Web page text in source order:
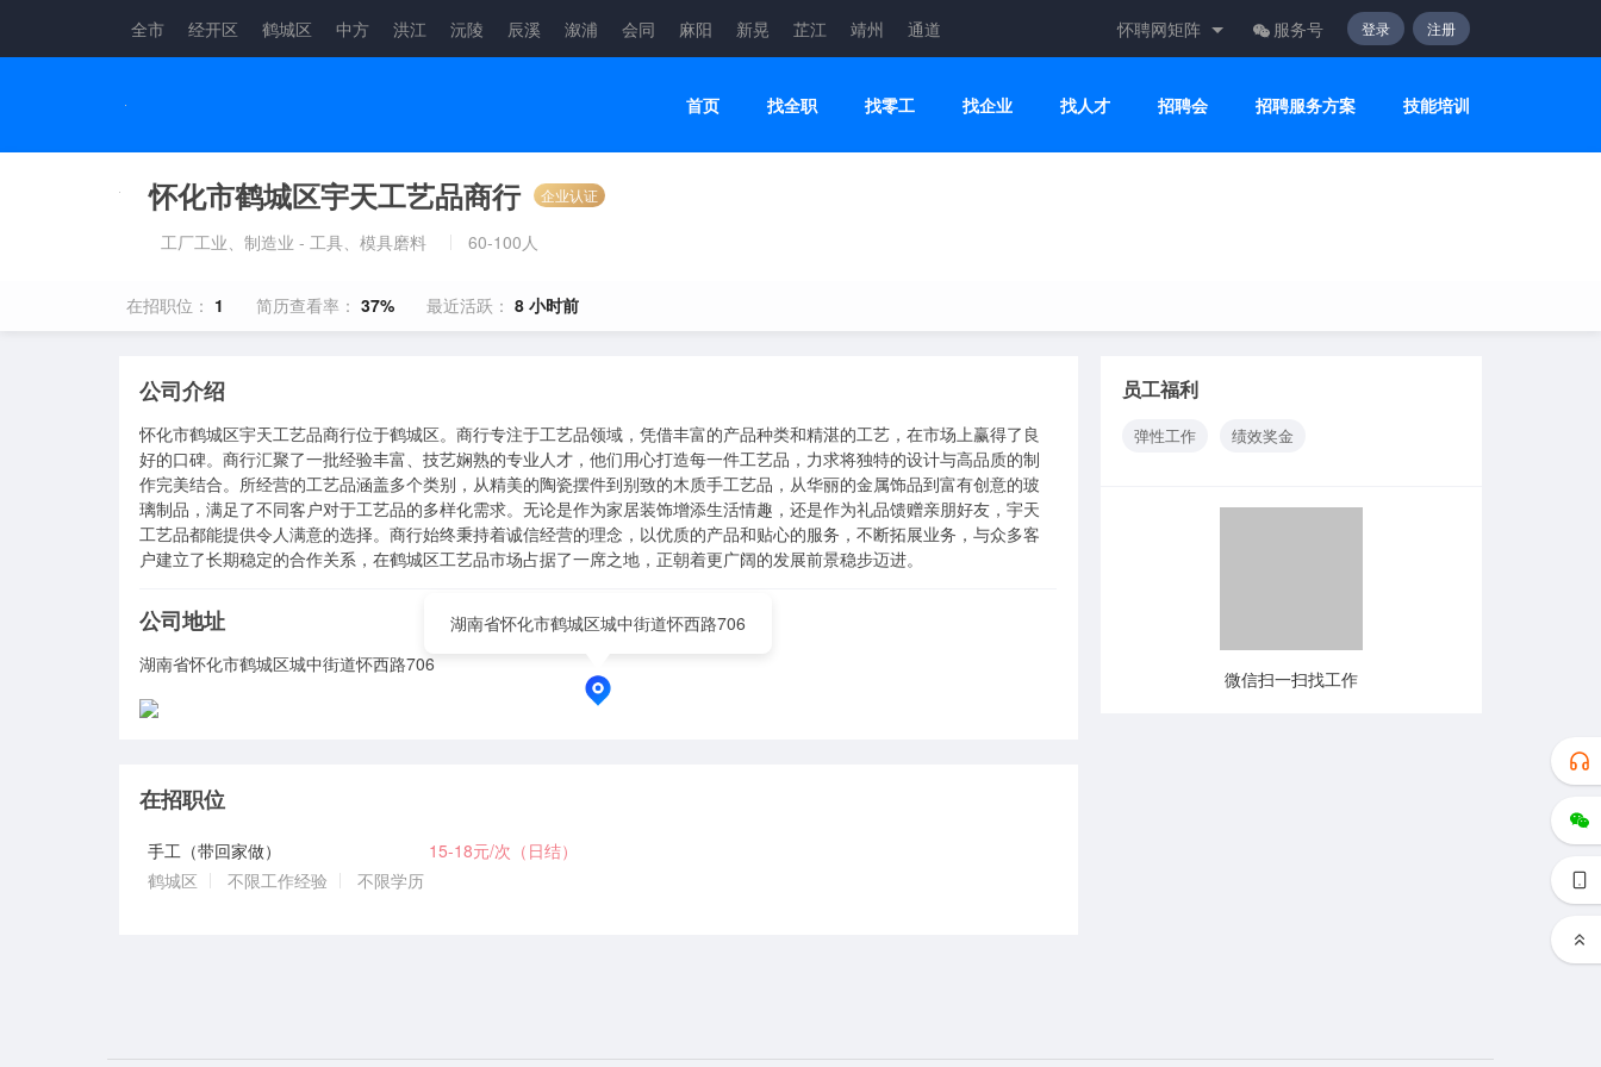
全市 经开区 鹤城区 中方 洪江 沅陵 辰溪 溆浦 会同 麻阳 新晃 芷江 靖州 通道 怀聘网矩阵 服务号 登录 注册
首页 找全职 找零工 找企业 找人才 招聘会 招聘服务方案 技能培训
怀化市鹤城区宇天工艺品商行 企业认证
工厂工业、制造业 - 工具、模具磨料 60-100人
在招职位： 1 简历查看率： 37% 最近活跃： 8 小时前
公司介绍
怀化市鹤城区宇天工艺品商行位于鹤城区。商行专注于工艺品领域，凭借丰富的产品种类和精湛的工艺，在市场上赢得了良
好的口碑。商行汇聚了一批经验丰富、技艺娴熟的专业人才，他们用心打造每一件工艺品，力求将独特的设计与高品质的制
作完美结合。所经营的工艺品涵盖多个类别，从精美的陶瓷摆件到别致的木质手工艺品，从华丽的金属饰品到富有创意的玻
璃制品，满足了不同客户对于工艺品的多样化需求。无论是作为家居装饰增添生活情趣，还是作为礼品馈赠亲朋好友，宇天
工艺品都能提供令人满意的选择。商行始终秉持着诚信经营的理念，以优质的产品和贴心的服务，不断拓展业务，与众多客
户建立了长期稳定的合作关系，在鹤城区工艺品市场占据了一席之地，正朝着更广阔的发展前景稳步迈进。
公司地址
湖南省怀化市鹤城区城中街道怀西路706
湖南省怀化市鹤城区城中街道怀西路706
在招职位
手工（带回家做）
15-18元/次（日结）
鹤城区
不限工作经验 不限学历
员工福利
弹性工作 绩效奖金
微信扫一扫找工作